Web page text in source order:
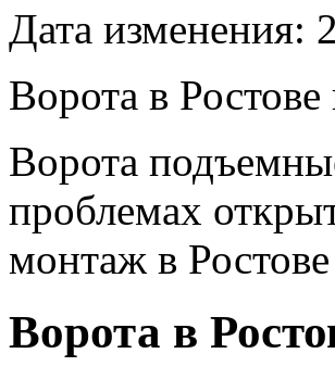
Дата изменения:
Ворота в
Ворота
проблемах
монтаж в
Ворота в